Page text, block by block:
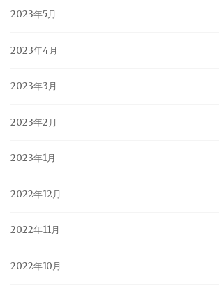
2023年5月
2023年4月
2023年3月
2023年2月
2023年1月
2022年12月
2022年11月
2022年10月